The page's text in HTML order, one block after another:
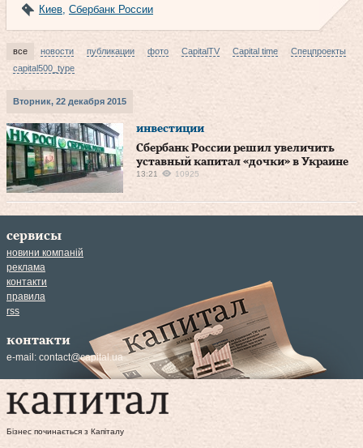
Киев, Сбербанк России
все новости публикации фото CapitalTV Capital time
Спецпроекты
capital500_type
Вторник, 22 декабря 2015
инвестиции
Сбербанк России решил увеличить
уставный капитал «дочки» в Украине
13:21 10925
сервисы
новини компаній
реклама
контакти
правила
rss
контакти
e-mail: contact@capital.ua
Бізнес починається з Капіталу